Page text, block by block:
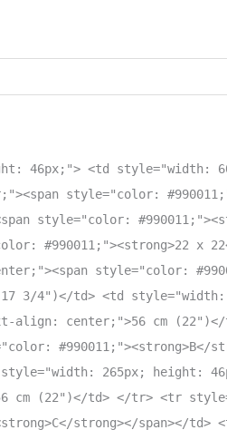
46px;"> <td style="width:
style="color:
style="color:
#990011;"><strong>22 x
style="color:
3/4")</td> <td style="width:
align: center;">56 cm
#990011;"><strong>B</
265px; height:
cm (22")</td> </tr> <tr
strong></span></td>